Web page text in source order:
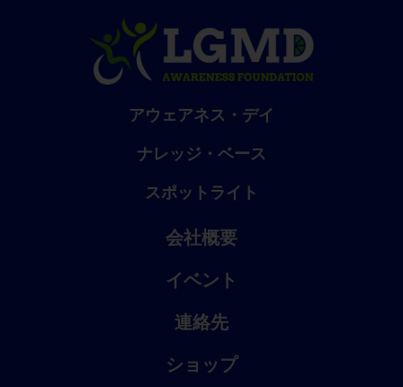
アウェアネス・デイ
ナレッジ・ベース
スポットライト
会社概要
イベント
連絡先
ショップ